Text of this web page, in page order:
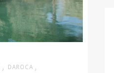
, DAROCA ,